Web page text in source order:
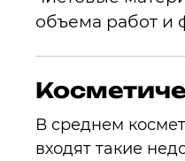
объема работ
В среднем
входят такие